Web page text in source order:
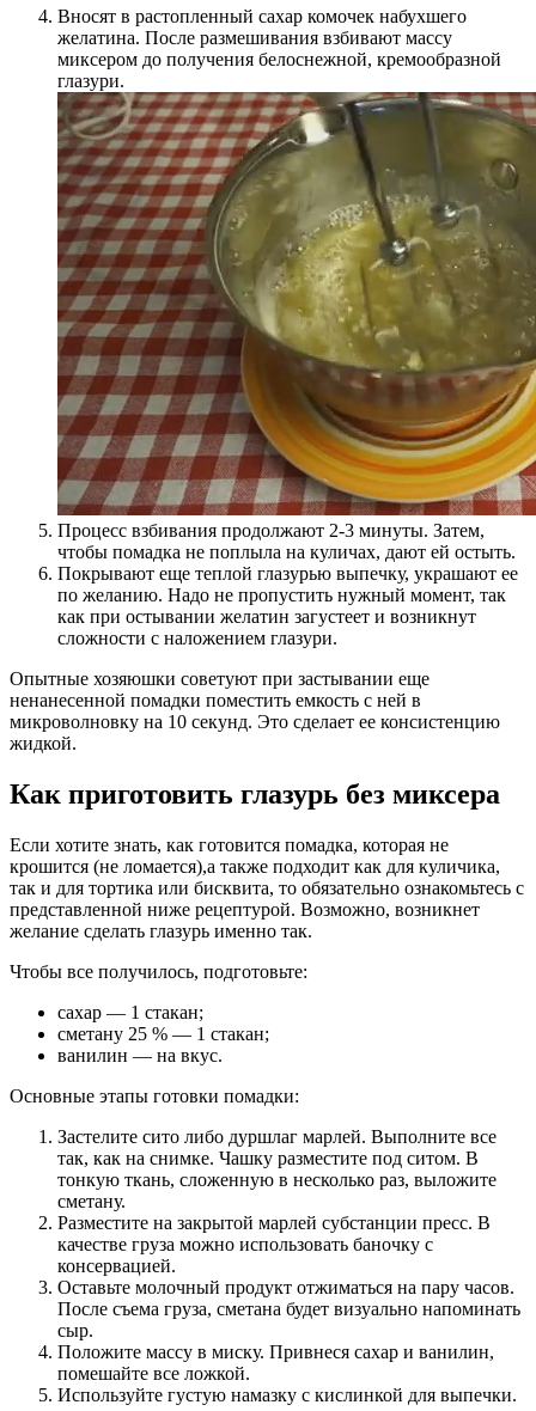
Вносят в растопленный сахар комочек набухшего
желатина. После размешивания взбивают массу
миксером до получения белоснежной, кремообразной
глазури.
Процесс взбивания продолжают 2-3 минуты. Затем,
чтобы помадка не поплыла на куличах, дают ей остыть.
Покрывают еще теплой глазурью выпечку, украшают ее
по желанию. Надо не пропустить нужный момент, так
как при остывании желатин загустеет и возникнут
сложности с наложением глазури.
Опытные хозяюшки советуют при застывании еще
ненанесенной помадки поместить емкость с ней в
микроволновку на 10 секунд. Это сделает ее консистенцию
жидкой.
Как приготовить глазурь без миксера
Если хотите знать, как готовится помадка, которая не
крошится (не ломается),а также подходит как для куличика,
так и для тортика или бисквита, то обязательно ознакомьтесь с
представленной ниже рецептурой. Возможно, возникнет
желание сделать глазурь именно так.
Чтобы все получилось, подготовьте:
сахар — 1 стакан;
сметану 25 % — 1 стакан;
ванилин — на вкус.
Основные этапы готовки помадки:
Застелите сито либо дуршлаг марлей. Выполните все
так, как на снимке. Чашку разместите под ситом. В
тонкую ткань, сложенную в несколько раз, выложите
сметану.
Разместите на закрытой марлей субстанции пресс. В
качестве груза можно использовать баночку с
консервацией.
Оставьте молочный продукт отжиматься на пару часов.
После съема груза, сметана будет визуально напоминать
сыр.
Положите массу в миску. Привнеся сахар и ванилин,
помешайте все ложкой.
Используйте густую намазку с кислинкой для выпечки.